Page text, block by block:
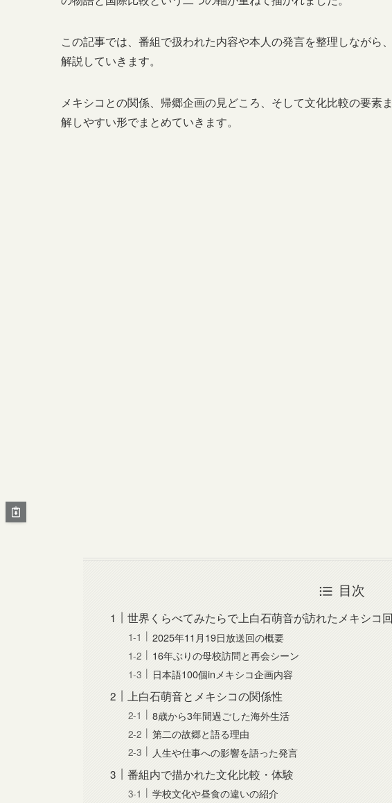
この記事では、番組で扱われた内容や本人の発言を整理しながら
解説していきます。
メキシコとの関係、帰郷企画の見どころ、そして文化比較の要素
解しやすい形でまとめていきます。
目次
世界くらべてみたらで上白石萌音が訪れたメキシコ回
2025年11月19日放送回の概要
16年ぶりの母校訪問と再会シーン
日本語100個inメキシコ企画内容
上白石萌音とメキシコの関係性
8歳から3年間過ごした海外生活
第二の故郷と語る理由
人生や仕事への影響を語った発言
番組内で描かれた文化比較・体験
学校文化や昼食の違いの紹介